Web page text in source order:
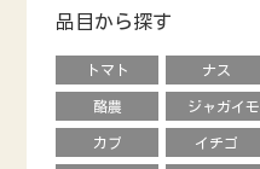
品目から探す
トマト ナス
酪農 ジャガイモ
カブ イチゴ